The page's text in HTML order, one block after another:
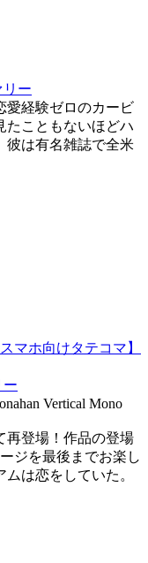
リー
愛経験ゼロのカービ
たこともないほどハ
彼は有名雑誌で全米
マホ向けタテコマ】
ー
Vertical Mono
再登場！作品の登場
ジを最後までお楽し
は恋をしていた。